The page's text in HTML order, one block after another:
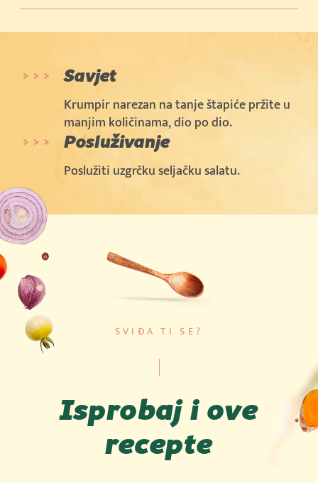
Savjet
Krumpir narezan na tanje štapiće pržite u
manjim količinama, dio po dio.
Posluživanje
Poslužiti uzgrčku seljačku salatu.
SVIĐA TI SE?
Isprobaj i ove
recepte